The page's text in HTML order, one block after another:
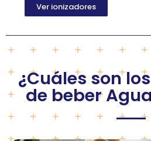
Ver ionizadores
What we
¿Cuáles son
de beber